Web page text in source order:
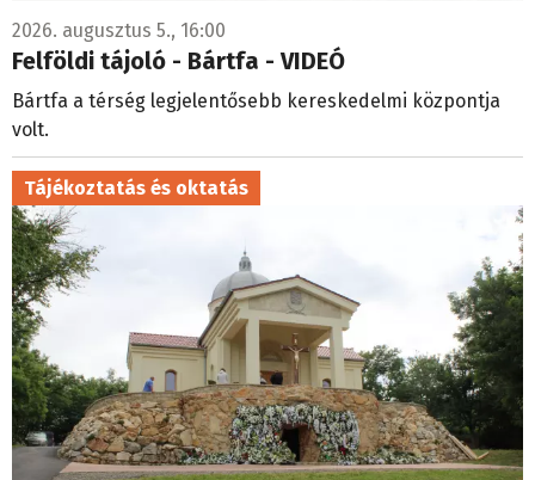
2026. augusztus 5., 16:00
Felföldi tájoló - Bártfa - VIDEÓ
Bártfa a térség legjelentősebb kereskedelmi központja
volt.
Tájékoztatás és oktatás